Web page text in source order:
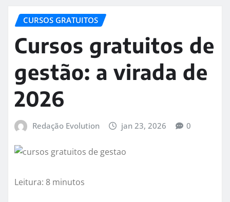
CURSOS GRATUITOS
Cursos gratuitos de
gestão: a virada de
2026
Redação Evolution jan 23, 2026 0
Leitura: 8 minutos